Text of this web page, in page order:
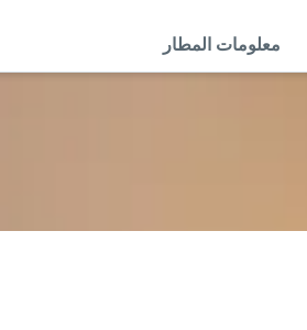
معلومات المطار